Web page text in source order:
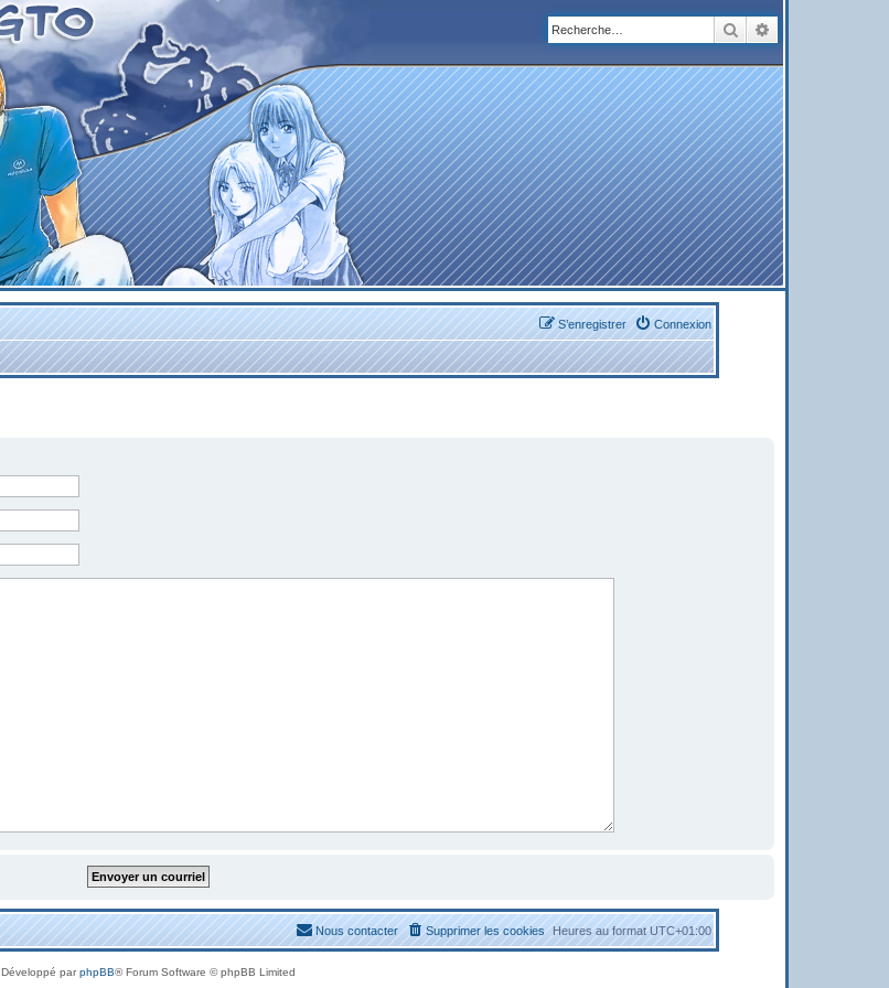
Rechercher
Connexion
S’enregistrer
Heures au formatUTC+01:00
Supprimer les cookies
Nous contacter
Développé parphpBB® Forum Software © phpBB Limited